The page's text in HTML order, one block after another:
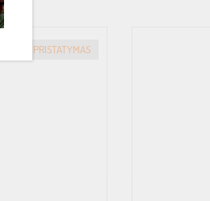
GREITAS PRISTATYMAS